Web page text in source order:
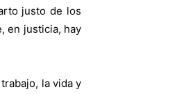
justo de los
en justicia, hay
la vida y